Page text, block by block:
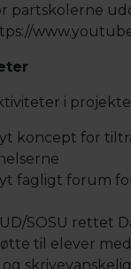
partskolerne
i
koncept for
fagligt forum
SOSU rettet
til elever